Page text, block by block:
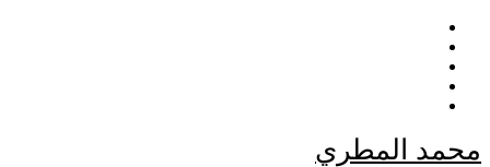
Skip
content
محمد المطري